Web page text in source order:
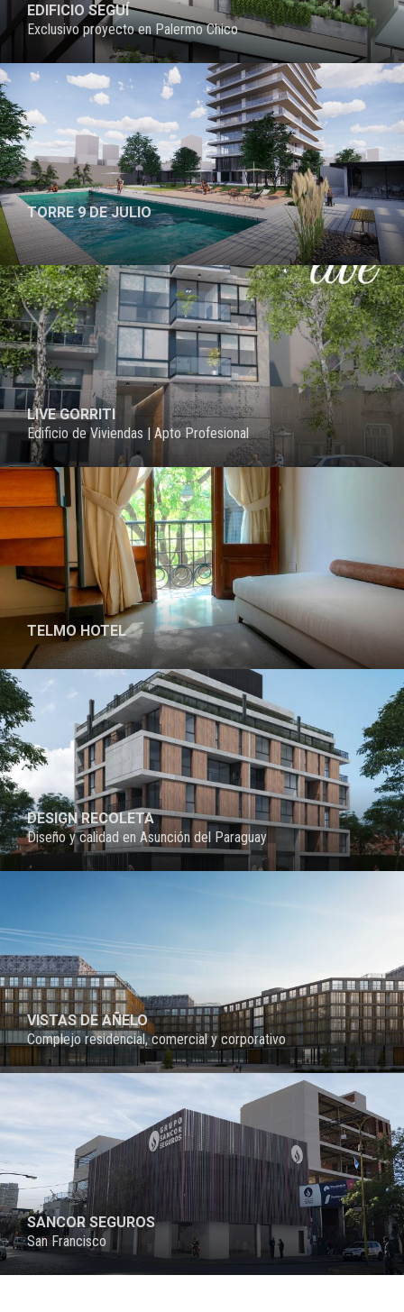
EDIFICIO SEGUÍ
Exclusivo proyecto en Palermo Chico
PROYECTO
TORRE 9 DE JULIO
PROYECTO
LIVE GORRITI
Edificio de Viviendas | Apto Profesional
PROYECTO
TELMO HOTEL
PROYECTO
DESIGN RECOLETA
Diseño y calidad en Asunción del Paraguay
PROYECTO
VISTAS DE AÑELO
Complejo residencial, comercial y corporativo
PROYECTO
SANCOR SEGUROS
San Francisco